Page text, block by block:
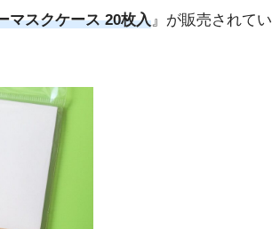
マスクケース 20枚入』が販売されてい